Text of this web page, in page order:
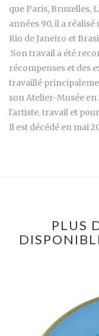
que Paris, Bruxelles,
années 90, il a
Rio de Janeiro et
Son travail a été
récompenses et des
travaillé
son Atelier-Musée en
l'artiste. travail et
Il est décédé en mai
PLUS